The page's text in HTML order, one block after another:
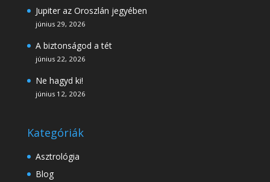
Jupiter az Oroszlán jegyében
június 29, 2026
A biztonságod a tét
június 22, 2026
Ne hagyd ki!
június 12, 2026
Kategóriák
Asztrológia
Blog